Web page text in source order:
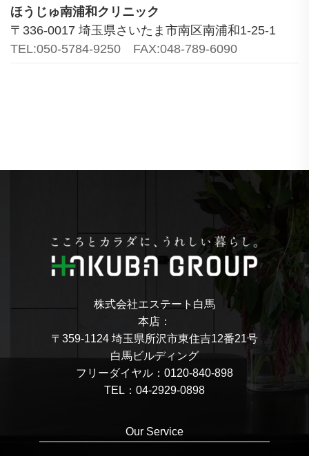
ほうじゅ南浦和クリニック
〒336-0017 埼玉県さいたま市南区南浦和1-25-1
TEL:050-5784-9250 FAX:048-789-6090
株式会社エステート白馬
本店：
〒359-1124 埼玉県所沢市東住吉12番21号
白馬ビルディング
フリーダイヤル：0120-840-898
TEL：04-2929-0898
Our Service